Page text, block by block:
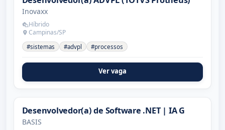
Inovaxx
Híbrido
Campinas/SP
#sistemas #advpl #processos
Ver vaga
Desenvolvedor(a) de Software .NET | IA G
BASIS